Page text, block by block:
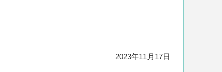
2023年11月17日